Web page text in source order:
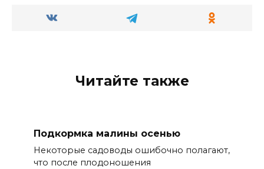
Читайте также
Подкормка малины осенью
Некоторые садоводы ошибочно полагают,
что после плодоношения